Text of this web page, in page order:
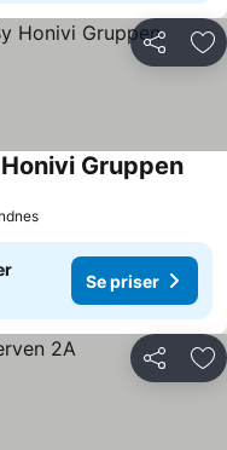
Del
Gruppen
Se priser
Del